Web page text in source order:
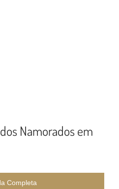
Namorados em
Completa